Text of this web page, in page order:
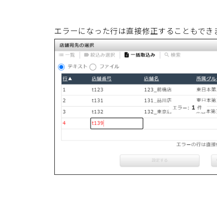
エラーになった行は直接修正することもでき